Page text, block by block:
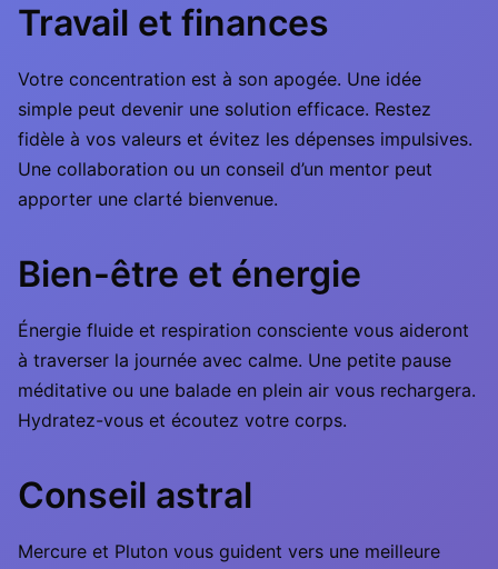
Travail et finances
Votre concentration est à son apogée. Une idée
simple peut devenir une solution efficace. Restez
fidèle à vos valeurs et évitez les dépenses impulsives.
Une collaboration ou un conseil d’un mentor peut
apporter une clarté bienvenue.
Bien-être et énergie
Énergie fluide et respiration consciente vous aideront
à traverser la journée avec calme. Une petite pause
méditative ou une balade en plein air vous rechargera.
Hydratez-vous et écoutez votre corps.
Conseil astral
Mercure et Pluton vous guident vers une meilleure